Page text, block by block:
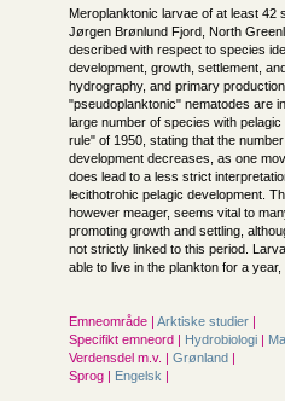
Meroplanktonic larvae of at least 42
Jørgen Brønlund Fjord, North
described with respect to species
development, growth, settlement,
hydrography, and primary
"pseudoplanktonic" nematodes are
large number of species with
rule" of 1950, stating that the
development decreases, as one
does lead to a less strict
lecithotrohic pelagic development.
however meager, seems vital to
promoting growth and settling,
not strictly linked to this period.
able to live in the plankton for a
Emneområde | Arktiske studier |
Specifikt emneord | Hydrobiologi |
Verdensdel m.v. | Grønland |
Sprog | Engelsk |